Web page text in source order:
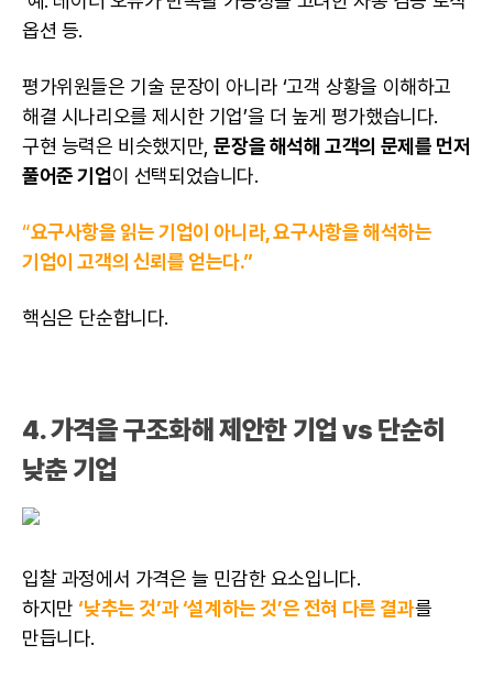
옵션 등.
평가위원들은 기술 문장이 아니라 ‘고객 상황을 이해하고
해결 시나리오를 제시한 기업’을 더 높게 평가했습니다.
구현 능력은 비슷했지만,문장을 해석해 고객의 문제를 먼저
풀어준 기업이 선택되었습니다.
“요구사항을 읽는 기업이 아니라, 요구사항을 해석하는
기업이 고객의 신뢰를 얻는다.”
핵심은 단순합니다.
4. 가격을 구조화해 제안한 기업 vs 단순히
낮춘 기업
입찰 과정에서 가격은 늘 민감한 요소입니다.
하지만‘낮추는 것’과 ‘설계하는 것’은 전혀 다른 결과를
만듭니다.